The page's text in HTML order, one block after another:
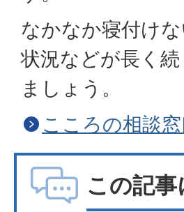
なかなか寝付け
状況などが長く
ましょう。
こころの相談
この記